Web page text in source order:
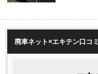
廃車ネット×エキテン口コミ